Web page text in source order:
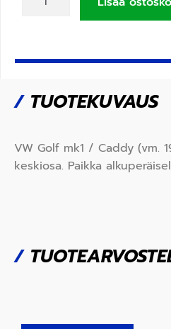
/TUOTEKUVAUS
VW Golf mk1 / Caddy (vm.
keskiosa. Paikka
/